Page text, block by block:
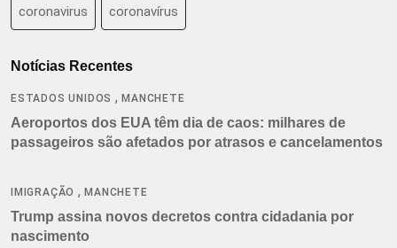
coronavirus coronavírus
Notícias Recentes
ESTADOS UNIDOS ,MANCHETE
Aeroportos dos EUA têm dia de caos: milhares de
passageiros são afetados por atrasos e cancelamentos
IMIGRAÇÃO ,MANCHETE
Trump assina novos decretos contra cidadania por
nascimento